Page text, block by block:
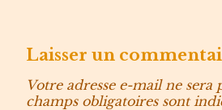
Laisser un
Votre adresse e-mail ne sera
champs obligatoires sont